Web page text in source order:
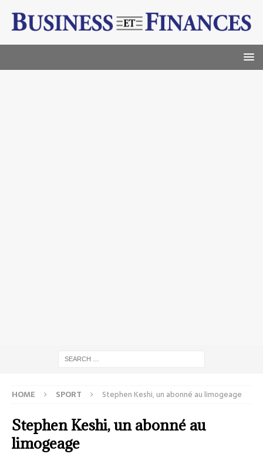
HOME SPORT Stephen Keshi, un abonné au limogeage
Stephen Keshi, un abonné au
limogeage